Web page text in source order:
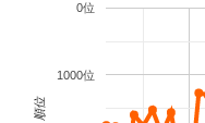
0位
1000位
順位